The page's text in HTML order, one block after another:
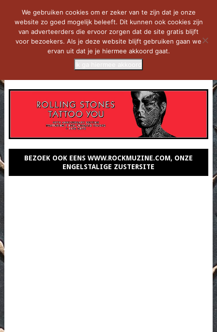
BEZOEK OOK EENS WWW.ROCKMUZINE.COM, ONZE
ENGELSTALIGE ZUSTERSITE
We gebruiken cookies om er zeker van te zijn dat je onze
website zo goed mogelijk beleeft. Dit kunnen ook cookies zijn
van adverteerders die ervoor zorgen dat de site gratis blijft
voor bezoekers. Als je deze website blijft gebruiken gaan we
ervan uit dat je je hiermee akkoord gaat.
Ik ga hiermee akkoord